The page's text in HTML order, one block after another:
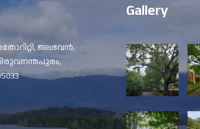
ജലഭവൻ,
Gallery